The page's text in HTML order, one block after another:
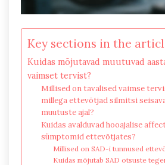
Key sections in the
Kuidas mõjutavad muutuvad
vaimset tervist?
Millised on tavalised vaimse
millega ettevõtjad silmitsi
muutuste ajal?
Kuidas avalduvad hooajalise
sümptomid ettevõtjates?
Millised on SAD-i tunnused
Kuidas mõjutab SAD otsuste